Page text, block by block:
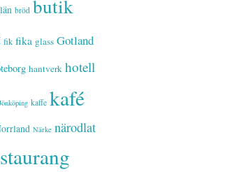
bröd butik
fik fika glass Gotland
hantverk hotell
kaffe kafé
Närke närodlat